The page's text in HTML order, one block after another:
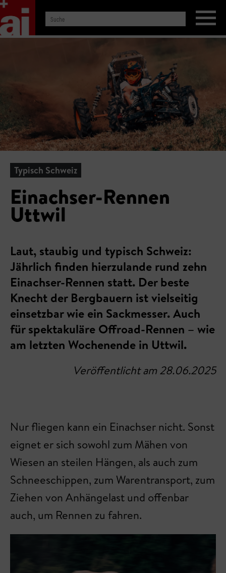
Typisch Schweiz
Einachser-Rennen
Uttwil
Laut, staubig und typisch Schweiz:
Jährlich finden hierzulande rund zehn
Einachser-Rennen statt. Der beste
Knecht der Bergbauern ist vielseitig
einsetzbar wie ein Sackmesser. Auch
für spektakuläre Offroad-Rennen – wie
am letzten Wochenende in Uttwil.
Veröffentlicht am 28.06.2025
Nur fliegen kann ein Einachser nicht. Sonst
eignet er sich sowohl zum Mähen von
Wiesen an steilen Hängen, als auch zum
Schneeschippen, zum Warentransport, zum
Ziehen von Anhängelast und offenbar
auch, um Rennen zu fahren.